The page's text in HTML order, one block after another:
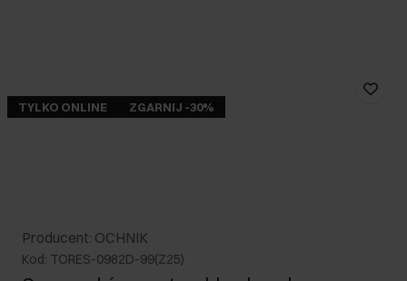
TYLKO ONLINE ZGARNIJ -30%
Producent: OCHNIK
Kod: TORES-0982D-99(Z25)